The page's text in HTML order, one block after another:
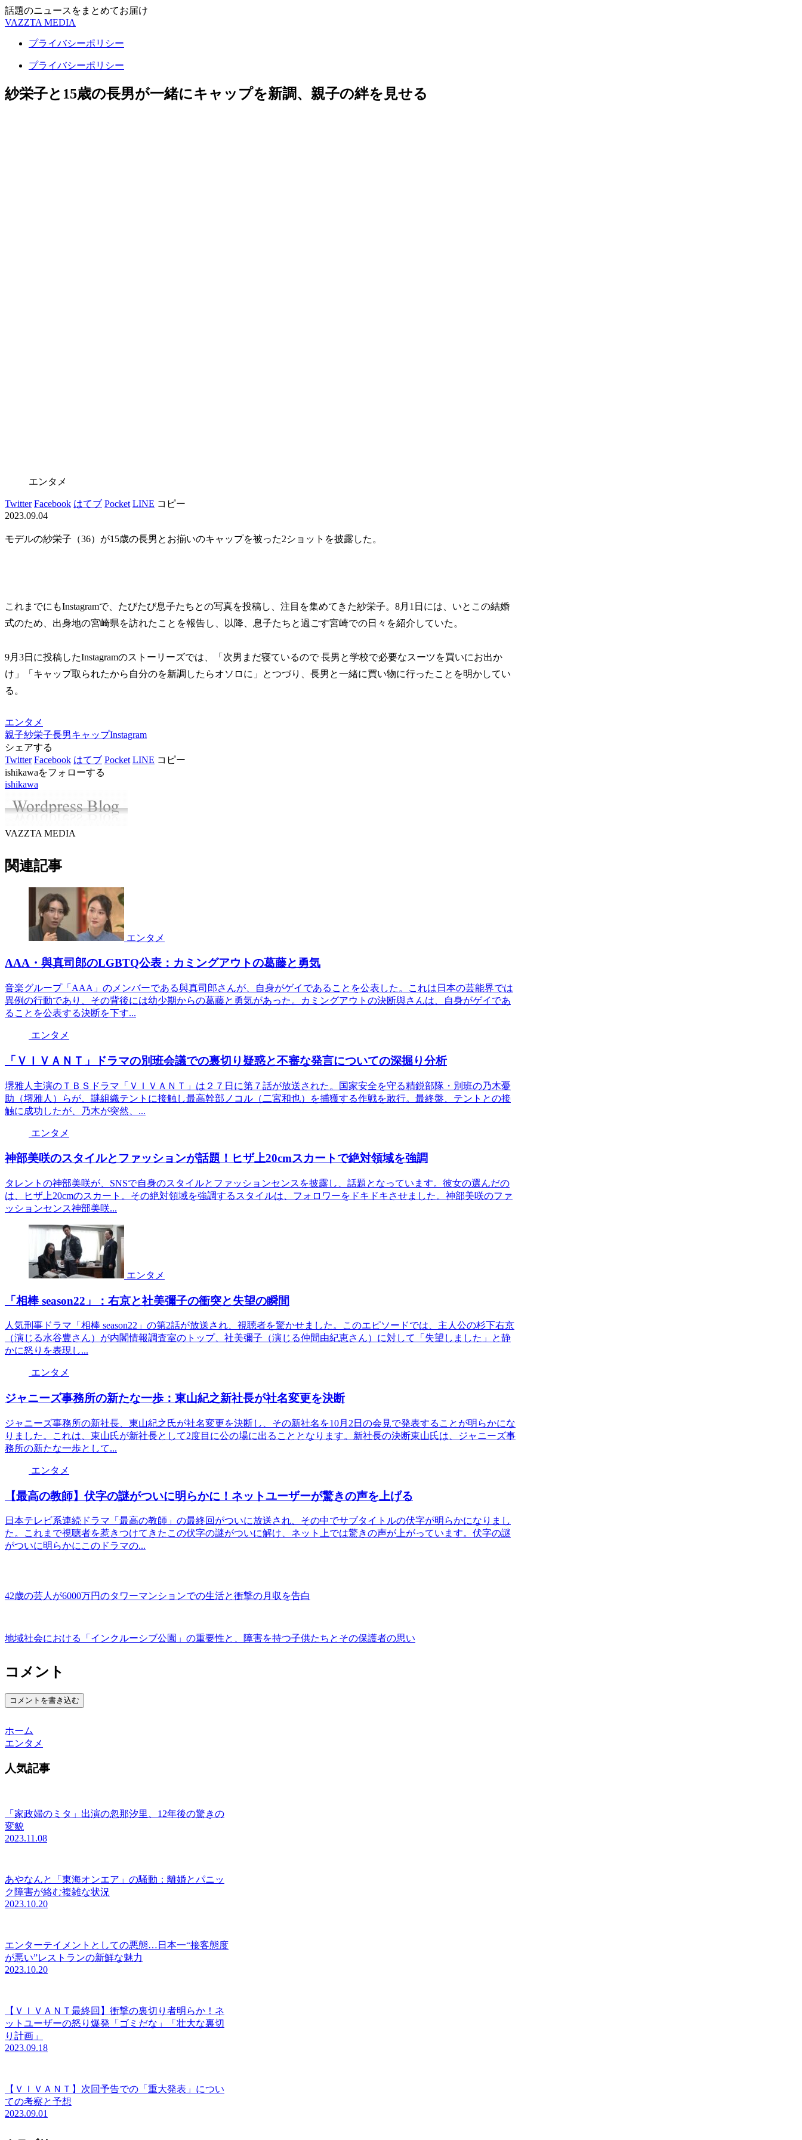
話題のニュースをまとめてお届け
VAZZTA MEDIA
プライバシーポリシー
プライバシーポリシー
紗栄子と15歳の長男が一緒にキャップを新調、親子の絆を見せる
エンタメ
Twitter Facebook はてブ Pocket LINE コピー
2023.09.04
モデルの紗栄子（36）が15歳の長男とお揃いのキャップを被った2ショットを披露した。
これまでにもInstagramで、たびたび息子たちとの写真を投稿し、注目を集めてきた紗栄子。8月1日には、いとこの結婚
式のため、出身地の宮崎県を訪れたことを報告し、以降、息子たちと過ごす宮崎での日々を紹介していた。
9月3日に投稿したInstagramのストーリーズでは、「次男まだ寝ているので 長男と学校で必要なスーツを買いにお出か
け」「キャップ取られたから自分のを新調したらオソロに」とつづり、長男と一緒に買い物に行ったことを明かしてい
る。
エンタメ
親子紗栄子長男キャップInstagram
シェアする
Twitter Facebook はてブ Pocket LINE コピー
ishikawaをフォローする
ishikawa
VAZZTA MEDIA
関連記事
エンタメ
AAA・與真司郎のLGBTQ公表：カミングアウトの葛藤と勇気
音楽グループ「AAA」のメンバーである與真司郎さんが、自身がゲイであることを公表した。これは日本の芸能界では
異例の行動であり、その背後には幼少期からの葛藤と勇気があった。カミングアウトの決断與さんは、自身がゲイであ
ることを公表する決断を下す...
エンタメ
「ＶＩＶＡＮＴ」ドラマの別班会議での裏切り疑惑と不審な発言についての深掘り分析
堺雅人主演のＴＢＳドラマ「ＶＩＶＡＮＴ」は２７日に第７話が放送された。国家安全を守る精鋭部隊・別班の乃木憂
助（堺雅人）らが、謎組織テントに接触し最高幹部ノコル（二宮和也）を捕獲する作戦を敢行。最終盤、テントとの接
触に成功したが、乃木が突然、...
エンタメ
神部美咲のスタイルとファッションが話題！ヒザ上20cmスカートで絶対領域を強調
タレントの神部美咲が、SNSで自身のスタイルとファッションセンスを披露し、話題となっています。彼女の選んだの
は、ヒザ上20cmのスカート。その絶対領域を強調するスタイルは、フォロワーをドキドキさせました。神部美咲のファ
ッションセンス神部美咲...
エンタメ
「相棒 season22」：右京と社美彌子の衝突と失望の瞬間
人気刑事ドラマ「相棒 season22」の第2話が放送され、視聴者を驚かせました。このエピソードでは、主人公の杉下右京
（演じる水谷豊さん）が内閣情報調査室のトップ、社美彌子（演じる仲間由紀恵さん）に対して「失望しました」と静
かに怒りを表現し...
エンタメ
ジャニーズ事務所の新たな一歩：東山紀之新社長が社名変更を決断
ジャニーズ事務所の新社長、東山紀之氏が社名変更を決断し、その新社名を10月2日の会見で発表することが明らかにな
りました。これは、東山氏が新社長として2度目に公の場に出ることとなります。新社長の決断東山氏は、ジャニーズ事
務所の新たな一歩として...
エンタメ
【最高の教師】伏字の謎がついに明らかに！ネットユーザーが驚きの声を上げる
日本テレビ系連続ドラマ「最高の教師」の最終回がついに放送され、その中でサブタイトルの伏字が明らかになりまし
た。これまで視聴者を惹きつけてきたこの伏字の謎がついに解け、ネット上では驚きの声が上がっています。伏字の謎
がついに明らかにこのドラマの...
42歳の芸人が6000万円のタワーマンションでの生活と衝撃の月収を告白
地域社会における「インクルーシブ公園」の重要性と、障害を持つ子供たちとその保護者の思い
コメント
コメントを書き込む
ホーム
エンタメ
人気記事
「家政婦のミタ」出演の忽那汐里、12年後の驚きの
変貌
2023.11.08
あやなんと「東海オンエア」の騒動：離婚とパニッ
ク障害が絡む複雑な状況
2023.10.20
エンターテイメントとしての悪態…日本一“接客態度
が悪い”レストランの新鮮な魅力
2023.10.20
【ＶＩＶＡＮＴ最終回】衝撃の裏切り者明らか！ネ
ットユーザーの怒り爆発「ゴミだな」「壮大な裏切
り計画」
2023.09.18
【ＶＩＶＡＮＴ】次回予告での「重大発表」につい
ての考察と予想
2023.09.01